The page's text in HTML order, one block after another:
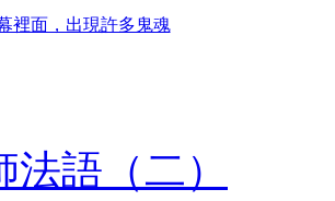
裡面，出現許多鬼魂
語（二）